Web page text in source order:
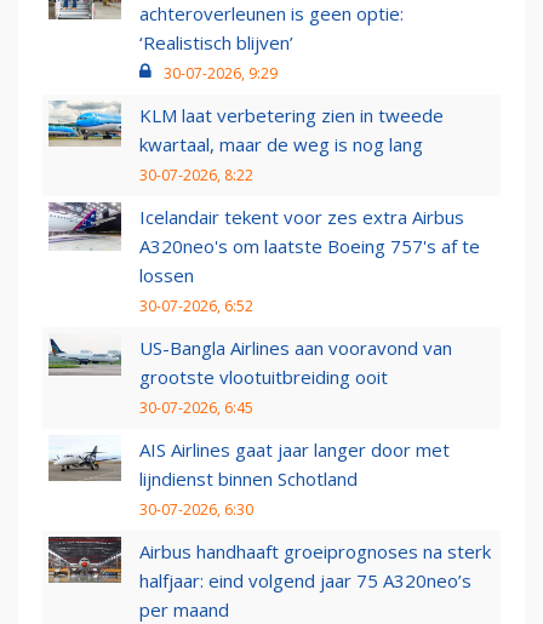
achteroverleunen is geen optie:
‘Realistisch blijven’
30-07-2026, 9:29
KLM laat verbetering zien in tweede
kwartaal, maar de weg is nog lang
30-07-2026, 8:22
Icelandair tekent voor zes extra Airbus
A320neo's om laatste Boeing 757's af te
lossen
30-07-2026, 6:52
US-Bangla Airlines aan vooravond van
grootste vlootuitbreiding ooit
30-07-2026, 6:45
AIS Airlines gaat jaar langer door met
lijndienst binnen Schotland
30-07-2026, 6:30
Airbus handhaaft groeiprognoses na sterk
halfjaar: eind volgend jaar 75 A320neo’s
per maand